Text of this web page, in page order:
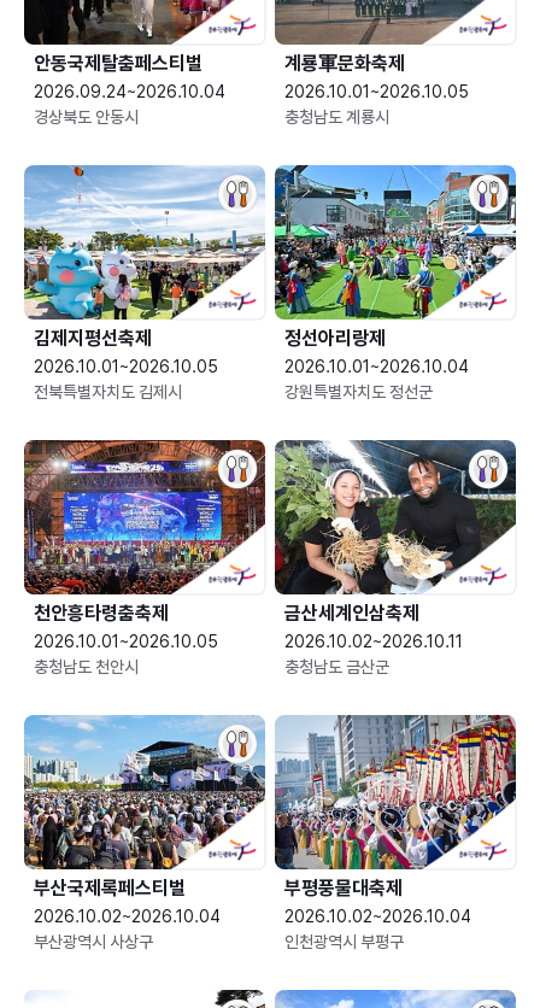
안동국제탈춤페스티벌
2026.09.24~2026.10.04
경상북도 안동시
2026.10.01~2026.10.05
충청남도 계룡시
김제지평선축제
2026.10.01~2026.10.05
전북특별자치도 김제시
정선아리랑제
2026.10.01~2026.10.04
강원특별자치도 정선군
천안흥타령춤축제
2026.10.01~2026.10.05
충청남도 천안시
금산세계인삼축제
2026.10.02~2026.10.11
충청남도 금산군
부산국제록페스티벌
2026.10.02~2026.10.04
부산광역시 사상구
부평풍물대축제
2026.10.02~2026.10.04
인천광역시 부평구